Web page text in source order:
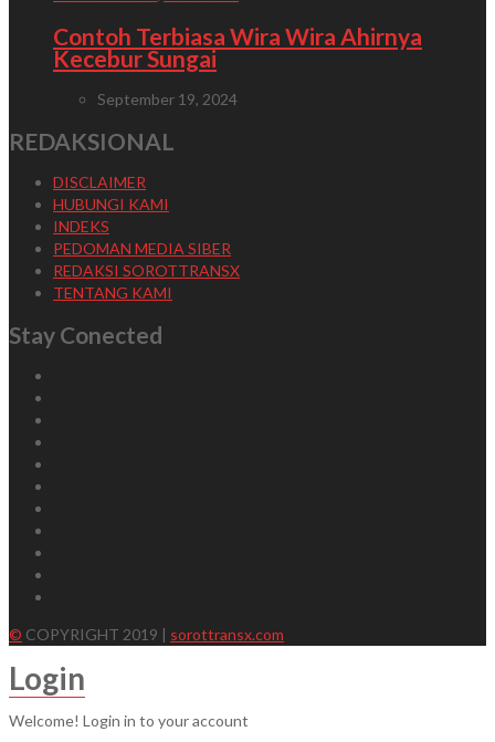
Contoh Terbiasa Wira Wira Ahirnya
Kecebur Sungai
September 19, 2024
REDAKSIONAL
DISCLAIMER
HUBUNGI KAMI
INDEKS
PEDOMAN MEDIA SIBER
REDAKSI SOROTTRANSX
TENTANG KAMI
Stay Conected
© COPYRIGHT 2019 | sorottransx.com
Login
Welcome! Login in to your account